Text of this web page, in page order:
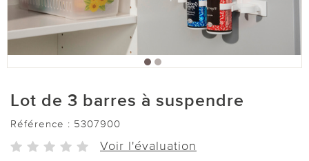
Lot de 3 barres à suspendre
Référence : 5307900
Voir l'évaluation